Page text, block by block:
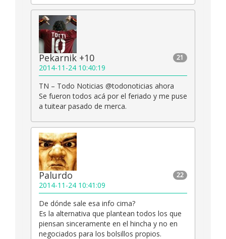
21
Pekarnik +10
2014-11-24 10:40:19
TN – Todo Noticias ‏@todonoticias ahora
Se fueron todos acá por el feriado y me puse
a tuitear pasado de merca.
22
Palurdo
2014-11-24 10:41:09
De dónde sale esa info cima?
Es la alternativa que plantean todos los que
piensan sinceramente en el hincha y no en
negociados para los bolsillos propios.